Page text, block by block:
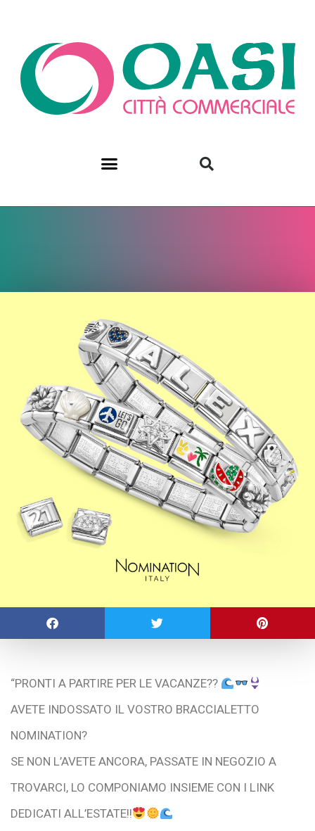
“PRONTI A PARTIRE PER LE VACANZE??
AVETE INDOSSATO IL VOSTRO BRACCIALETTO
NOMINATION?
SE NON L’AVETE ANCORA, PASSATE IN NEGOZIO A
TROVARCI, LO COMPONIAMO INSIEME CON I LINK
DEDICATI ALL’ESTATE!!